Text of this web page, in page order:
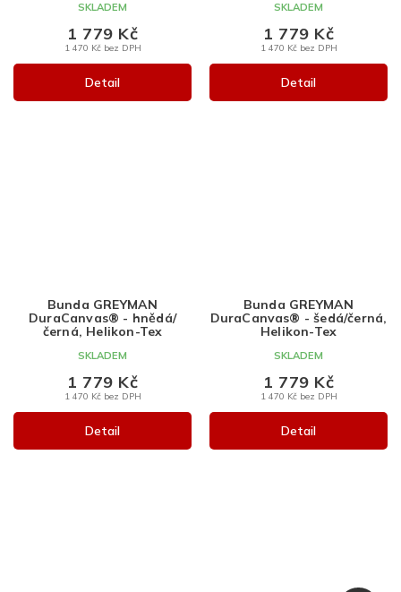
SKLADEM
1 470 Kč bez DPH
1 779 Kč
Detail
SKLADEM
1 470 Kč bez DPH
1 779 Kč
Detail
Bunda GREYMAN
DuraCanvas® - hnědá/
černá, Helikon-Tex
SKLADEM
1 470 Kč bez DPH
1 779 Kč
Detail
Bunda GREYMAN
DuraCanvas® - šedá/černá,
Helikon-Tex
SKLADEM
1 470 Kč bez DPH
1 779 Kč
Detail